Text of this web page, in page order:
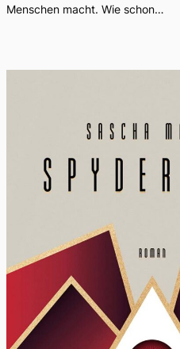
Menschen macht. Wie schon…